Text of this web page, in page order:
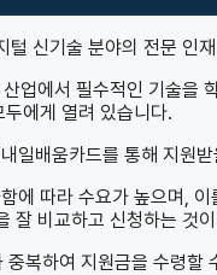
신기술 분야의 전문 인
업에서 필수적인 기술을
에게 열려 있습니다.
일배움카드를 통해 지원
에 따라 수요가 높으며,
잘 비교하고 신청하는 것
복하여 지원금을 수령할